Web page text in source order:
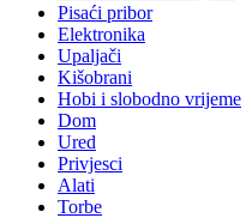
Pisaći pribor
Elektronika
Upaljači
Kišobrani
Hobi i slobodno vrijeme
Dom
Ured
Privjesci
Alati
Torbe